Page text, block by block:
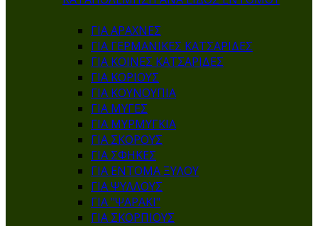
ΓΙΑ ΑΡΑΧΝΕΣ
ΓΙΑ ΓΕΡΜΑΝΙΚΕΣ ΚΑΤΣΑΡΙΔΕΣ
ΓΙΑ ΚΟΙΝΕΣ ΚΑΤΣΑΡΙΔΕΣ
ΓΙΑ ΚΟΡΙΟΥΣ
ΓΙΑ ΚΟΥΝΟΥΠΙΑ
ΓΙΑ ΜΥΓΕΣ
ΓΙΑ ΜΥΡΜΥΓΚΙΑ
ΓΙΑ ΣΚΟΡΟΥΣ
ΓΙΑ ΣΦΗΚΕΣ
ΓΙΑ ΕΝΤΟΜΑ ΞΥΛΟΥ
ΓΙΑ ΨΥΛΛΟΥΣ
ΓΙΑ "ΨΑΡΑΚΙ"
ΓΙΑ ΣΚΟΡΠΙΟΥΣ